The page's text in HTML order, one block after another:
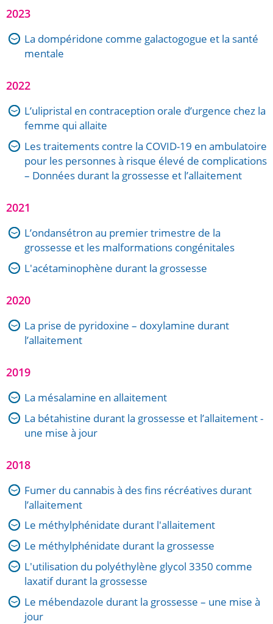
2023
La dompéridone comme galactogogue et la santé
mentale
2022
L’ulipristal en contraception orale d’urgence chez la
femme qui allaite
Les traitements contre la COVID-19 en ambulatoire
pour les personnes à risque élevé de complications
– Données durant la grossesse et l’allaitement
2021
L’ondansétron au premier trimestre de la
grossesse et les malformations congénitales
L'acétaminophène durant la grossesse
2020
La prise de pyridoxine – doxylamine durant
l’allaitement
2019
La mésalamine en allaitement
La bétahistine durant la grossesse et l’allaitement -
une mise à jour
2018
Fumer du cannabis à des fins récréatives durant
l’allaitement
Le méthylphénidate durant l'allaitement
Le méthylphénidate durant la grossesse
L'utilisation du polyéthylène glycol 3350 comme
laxatif durant la grossesse
Le mébendazole durant la grossesse – une mise à
jour